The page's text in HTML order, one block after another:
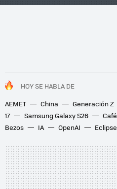
HOY SE HABLA DE
AEMET
China Generación Z
17
Samsung Galaxy S26 Café
Bezos
IA OpenAI Eclipse